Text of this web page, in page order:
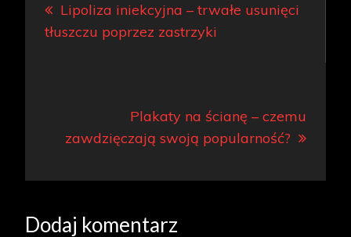
wpisu
Lipoliza iniekcyjna – trwałe usunięci
tłuszczu poprzez zastrzyki
Plakaty na ścianę – czemu
zawdzięczają swoją popularność?
Dodaj komentarz